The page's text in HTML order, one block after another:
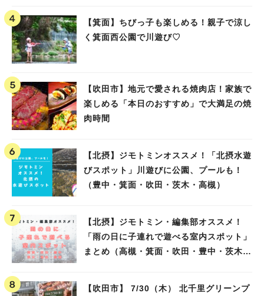
【箕面】ちびっ子も楽しめる！親子で涼し
く箕面西公園で川遊び♡
【吹田市】地元で愛される焼肉店！家族で
楽しめる「本日のおすすめ」で大満足の焼
肉時間
【北摂】ジモトミンオススメ！「北摂水遊
びスポット」川遊びに公園、プールも！
（豊中・箕面・吹田・茨木・高槻）
【北摂】ジモトミン・編集部オススメ！
「雨の日に子連れで遊べる室内スポット」
まとめ（高槻・箕面・吹田・豊中・茨木・
【吹田市】 7/30（木） 北千里グリーンプ